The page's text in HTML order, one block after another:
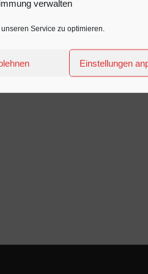
verwalten
Service zu optimieren.
Einstellungen